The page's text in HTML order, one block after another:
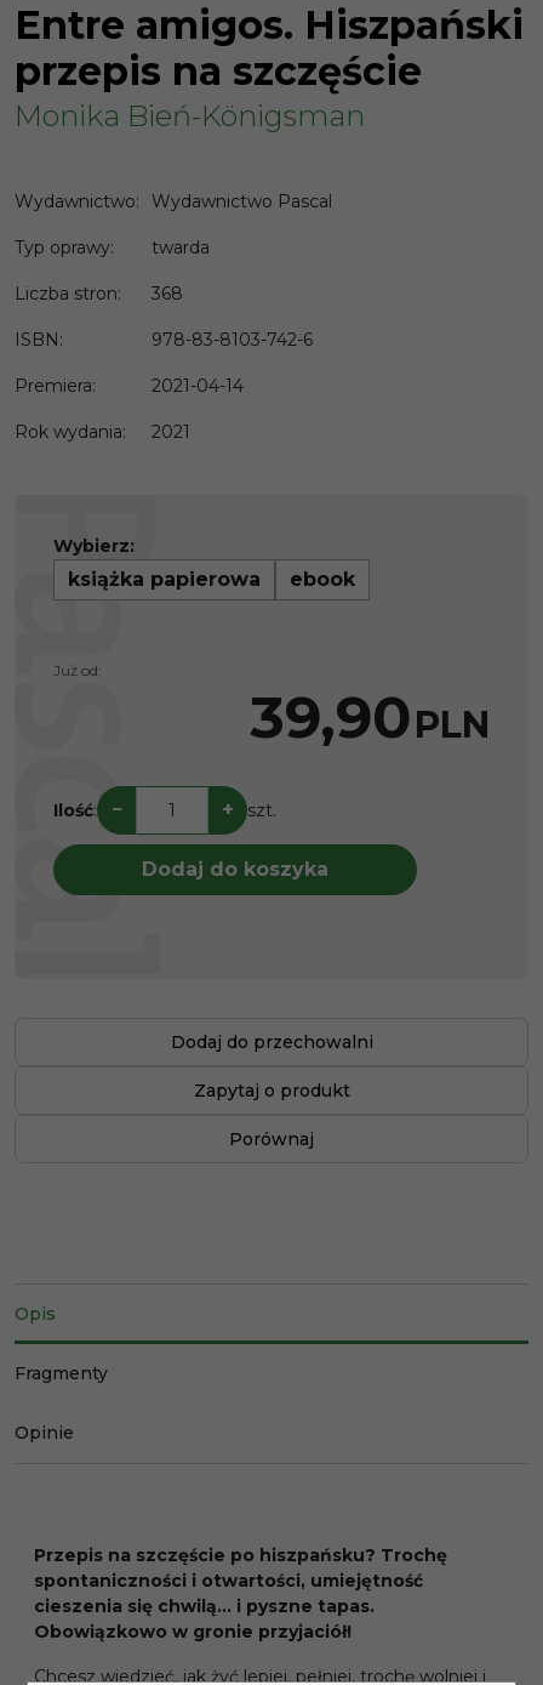
Entre amigos. Hiszpański
przepis na szczęście
Monika Bień-Königsman
Wydawnictwo: Wydawnictwo Pascal
Typ oprawy: twarda
Liczba stron: 368
ISBN: 978-83-8103-742-6
Premiera: 2021-04-14
Rok wydania: 2021
Wybierz:
książka papierowa ebook
Już od:
39,90PLN
Ilość: − + szt.
Dodaj do koszyka
Dodaj do przechowalni
Zapytaj o produkt
Porównaj
Opis
Fragmenty
Opinie
Przepis na szczęście po hiszpańsku? Trochę
spontaniczności i otwartości, umiejętność
cieszenia się chwilą… i pyszne tapas.
Obowiązkowo w gronie przyjaciół!
Chcesz wiedzieć, jak żyć lepiej, pełniej, trochę wolniej i